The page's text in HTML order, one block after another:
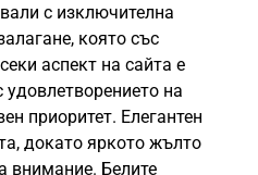
с изключителна
която със
аспект на сайта е
на
приоритет. Елегантен
докато яркото жълто
внимание. Белите